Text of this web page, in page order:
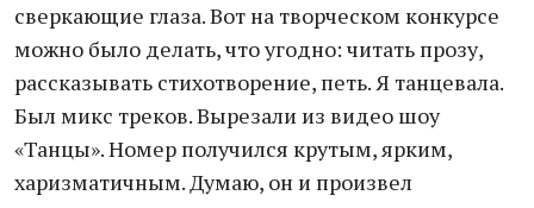
сверкающие глаза. Вот на творческом конкурсе
можно было делать, что угодно: читать прозу,
рассказывать стихотворение, петь. Я танцевала.
Был микс треков. Вырезали из видео шоу
«Танцы». Номер получился крутым, ярким,
харизматичным. Думаю, он и произвел